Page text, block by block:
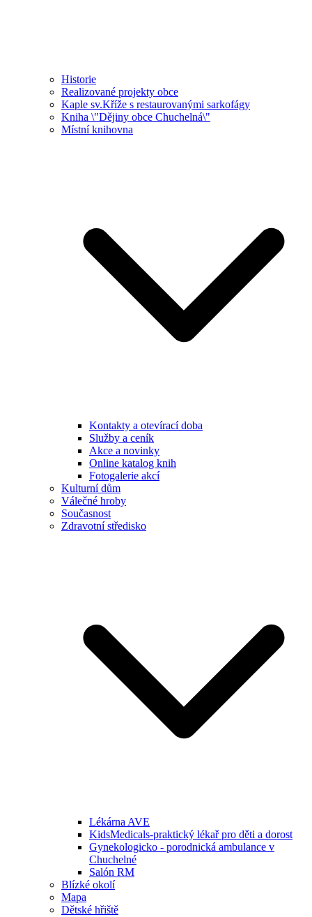
Historie
Realizované projekty obce
Kaple sv.Kříže s restaurovanými sarkofágy
Kniha \"Dějiny obce Chuchelná\"
Místní knihovna
Kontakty a otevírací doba
Služby a ceník
Akce a novinky
Online katalog knih
Fotogalerie akcí
Kulturní dům
Válečné hroby
Současnost
Zdravotní středisko
Lékárna AVE
KidsMedicals-praktický lékař pro děti a dorost
Gynekologicko - porodnická ambulance v
Chuchelné
Salón RM
Blízké okolí
Mapa
Dětské hřiště